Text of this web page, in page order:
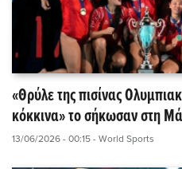
«Θρύλε της πισίνας
κόκκινα» το σήκωσαν στη
13/06/2026 - 00:15 - World Sports